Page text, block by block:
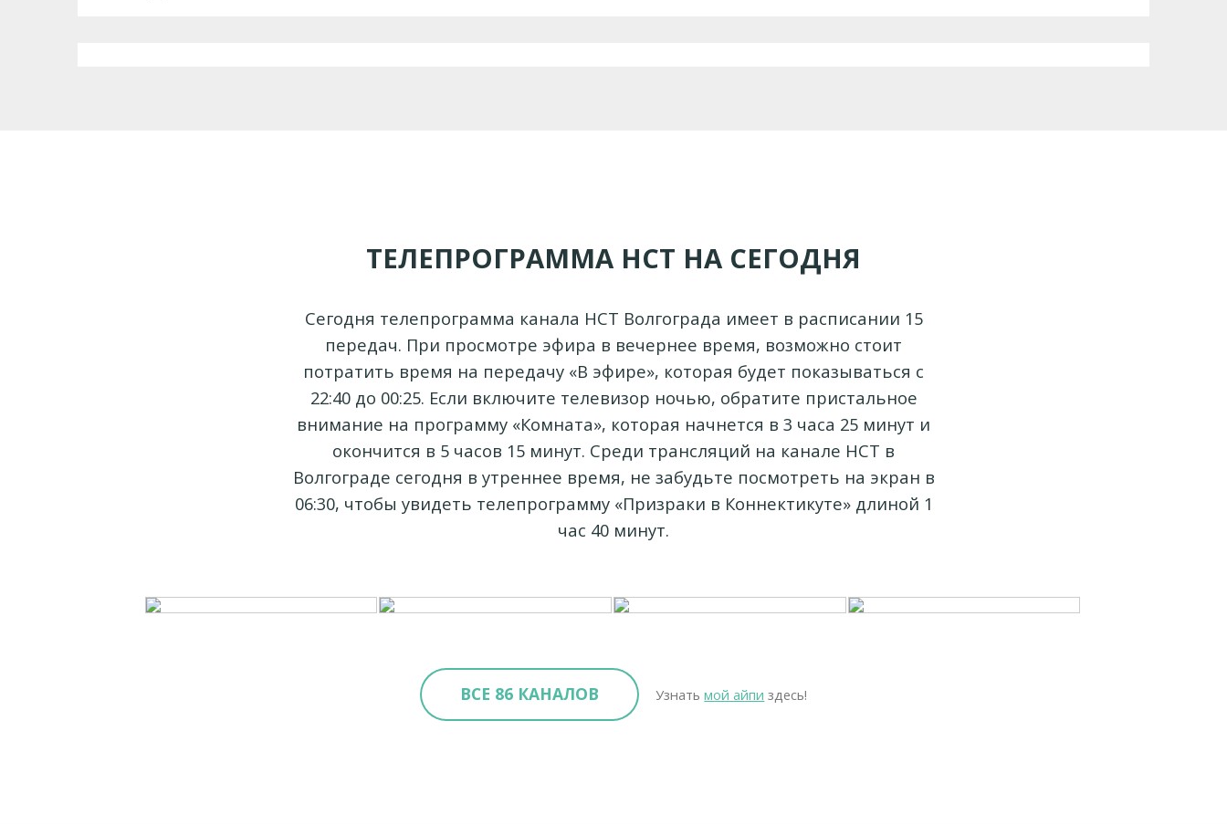
ТЕЛЕПРОГРАММА НСТ НА СЕГОДНЯ
Сегодня телепрограмма канала НСТ Волгограда имеет в расписании 15
передач. При просмотре эфира в вечернее время, возможно стоит
потратить время на передачу «В эфире», которая будет показываться с
22:40 до 00:25. Если включите телевизор ночью, обратите пристальное
внимание на программу «Комната», которая начнется в 3 часа 25 минут и
окончится в 5 часов 15 минут. Среди трансляций на канале НСТ в
Волгограде сегодня в утреннее время, не забудьте посмотреть на экран в
06:30, чтобы увидеть телепрограмму «Призраки в Коннектикуте» длиной 1
час 40 минут.
ВСЕ 86 КАНАЛОВ Узнатьмой айпи здесь!